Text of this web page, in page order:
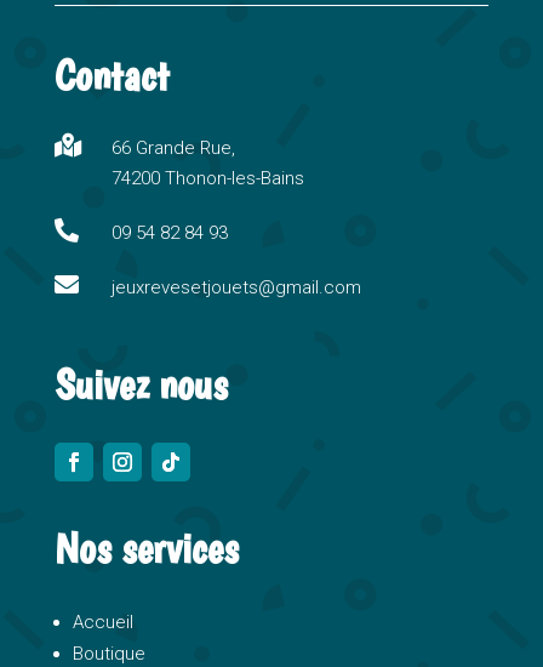
l
e
n
a
i
e
Contact

66 Grande Rue,
74200 Thonon-les-Bains
 09 54 82 84 93
 jeuxrevesetjouets@gmail.com
Suivez nous
Nos services
Accueil
Boutique